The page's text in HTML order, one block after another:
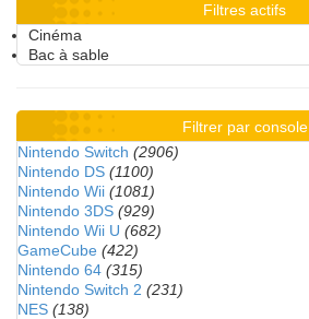
Filtres actifs
Cinéma
Bac à sable
Filtrer par console
Nintendo Switch (2906)
Nintendo DS (1100)
Nintendo Wii (1081)
Nintendo 3DS (929)
Nintendo Wii U (682)
GameCube (422)
Nintendo 64 (315)
Nintendo Switch 2 (231)
NES (138)